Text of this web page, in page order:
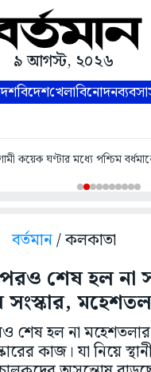
৯ আগস্ট, ২০২৬
বিদেশখেলাবিনোদনব্যবসা
কয়েক ঘণ্টার মধ্যে পশ্চিম
বর্তমান/ কলকাতা
শেষ হল না
শেষ হল না মহেশতলার
কাজ। যা নিয়ে